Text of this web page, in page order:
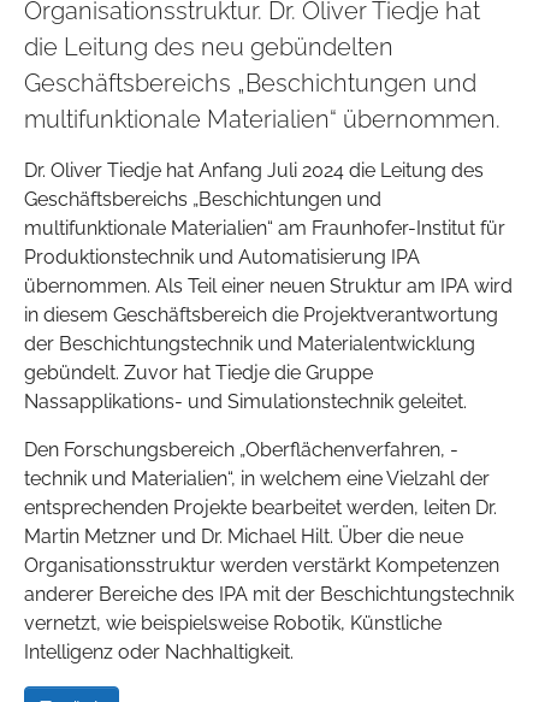
Organisationsstruktur. Dr. Oliver Tiedje hat
die Leitung des neu gebündelten
Geschäftsbereichs „Beschichtungen und
multifunktionale Materialien“ übernommen.
Dr. Oliver Tiedje hat Anfang Juli 2024 die Leitung des
Geschäftsbereichs „Beschichtungen und
multifunktionale Materialien“ am Fraunhofer-Institut für
Produktionstechnik und Automatisierung IPA
übernommen. Als Teil einer neuen Struktur am IPA wird
in diesem Geschäftsbereich die Projektverantwortung
der Beschichtungstechnik und Materialentwicklung
gebündelt. Zuvor hat Tiedje die Gruppe
Nassapplikations- und Simulationstechnik geleitet.
Den Forschungsbereich „Oberflächenverfahren, -
technik und Materialien“, in welchem eine Vielzahl der
entsprechenden Projekte bearbeitet werden, leiten Dr.
Martin Metzner und Dr. Michael Hilt. Über die neue
Organisationsstruktur werden verstärkt Kompetenzen
anderer Bereiche des IPA mit der Beschichtungstechnik
vernetzt, wie beispielsweise Robotik, Künstliche
Intelligenz oder Nachhaltigkeit.